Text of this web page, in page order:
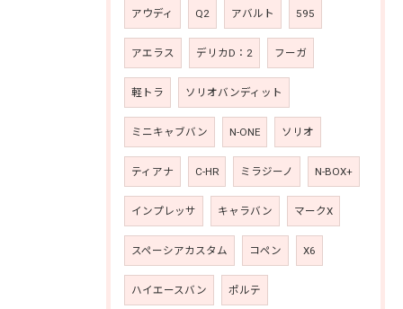
アウディ Q2 アバルト 595
アエラス デリカD：2 フーガ
軽トラ ソリオバンディット
ミニキャブバン N-ONE ソリオ
ティアナ C-HR ミラジーノ N-BOX+
インプレッサ キャラバン マークX
スペーシアカスタム コペン X6
ハイエースバン ポルテ